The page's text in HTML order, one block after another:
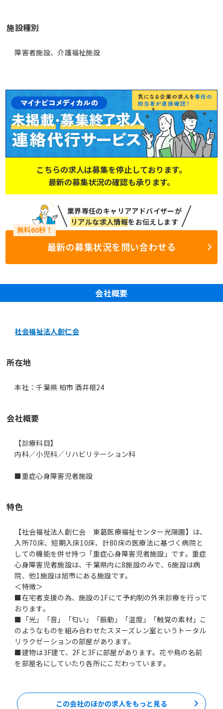
施設種別
障害者施設、介護福祉施設
こちらの求人は募集を停止しております。
最新の募集状況の確認も承ります。
業界専任のキャリアアドバイザーが
リアルな求人情報をお伝えします
最新の募集状況を問い合わせる
会社概要
社会福祉法人創仁会
所在地
本社：千葉県 柏市 酒井根24
会社概要
【診療科目】
内科／小児科／リハビリテーション科
■重症心身障害児者施設
特色
【社会福祉法人創仁会 東葛医療福祉センター光陽園】は、
入所70床、短期入床10床、計80床の医療法に基づく病院と
しての機能を併せ持つ「重症心身障害児者施設」です。重症
心身障害児者施設は、千葉県内に8施設のみで、6施設は病
院、他1施設は旭市にある施設です。
＜特徴＞
■在宅者支援の為、施設の1Fにて予約制の外来診療を行って
おります。
■「光」「音」「匂い」「振動」「温度」「触覚の素材」こ
のようなものを組み合わせたスヌーズレン室というトータル
リラクゼーションの部屋があります。
■建物は3F建て、2Fと3Fに部屋があります。花や鳥の名前
を部屋名にしていたり各所にこだわっています。
この会社のほかの求人をもっと見る